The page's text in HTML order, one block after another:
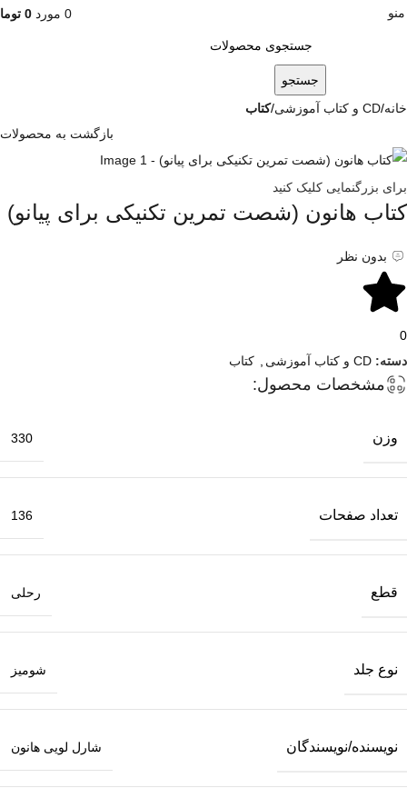
منو 0 مورد 0
جستجو
خانه CD و کتاب آموزشی
کتاب
بازگشت به محصولات
برای بزرگنمایی کلیک کنید
کتاب هانون (شصت تمرین تکنیکی برای پیانو)
بدون نظر
0
دسته: CD و کتاب آموزشی کتاب
مشخصات محصول:
وزن 330
تعداد صفحات 136
قطع رحلی
نوع جلد شومیز
نویسنده/نویسندگان شارل لویی هانون